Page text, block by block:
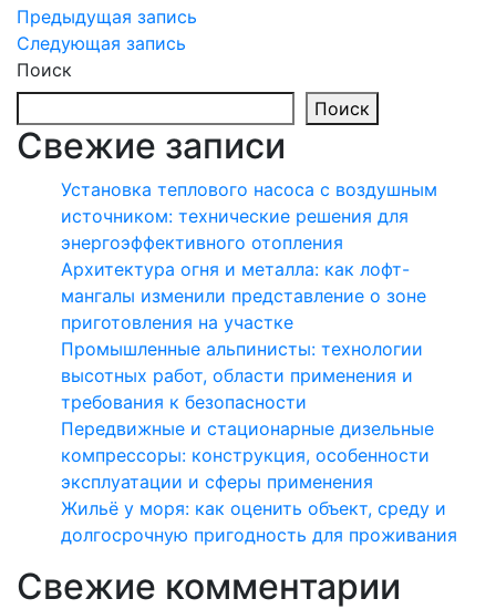
Навигация
по
записям
Предыдущая
запись
Предыдущая запись
Следующая
запись
Следующая запись
Поиск
Поиск
Свежие записи
Установка теплового насоса с воздушным
источником: технические решения для
энергоэффективного отопления
Архитектура огня и металла: как лофт-
мангалы изменили представление о зоне
приготовления на участке
Промышленные альпинисты: технологии
высотных работ, области применения и
требования к безопасности
Передвижные и стационарные дизельные
компрессоры: конструкция, особенности
эксплуатации и сферы применения
Жильё у моря: как оценить объект, среду и
долгосрочную пригодность для проживания
Свежие комментарии